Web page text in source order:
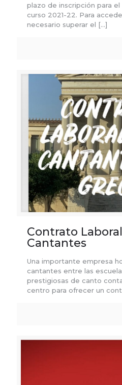
plazo de inscripción para
curso 2021-22. Para
necesario superar el […]
Contrato
Cantantes
Una importante empresa
cantantes entre las
prestigiosas de canto
centro para ofrecer un